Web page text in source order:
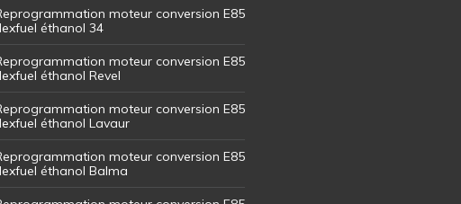
moteur conversion E85
éthanol 34
moteur conversion E85
éthanol Revel
moteur conversion E85
éthanol Lavaur
moteur conversion E85
éthanol Balma